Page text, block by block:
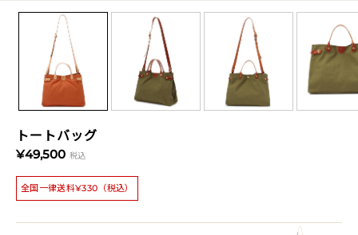
トートバッグ
¥49,500 税込
全国一律送料¥330（税込）